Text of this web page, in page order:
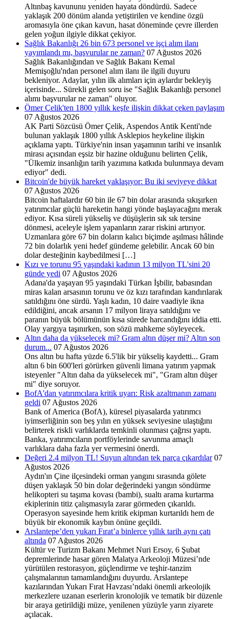
Altınbaş kavununu yeniden hayata döndürdü. Sadece
yaklaşık 200 dönüm alanda yetiştirilen ve kendine özgü
aromasıyla öne çıkan kavun, hasat döneminde çevre illerden
gelen yoğun ilgiyle dikkat çekiyor.
Sağlık Bakanlığı 26 bin 673 personel ve işçi alım ilanı
yayımlandı mı, başvurular ne zaman? 07 Ağustos 2026
Sağlık Bakanlığından ve Sağlık Bakanı Kemal
Memişoğlu'ndan personel alım ilanı ile ilgili duyuru
bekleniyor. Adaylar, yılın ilk alımları için aylardır bekleyiş
içerisinde... Sürekli gelen soru ise "Sağlık Bakanlığı personel
alımı başvurular ne zaman" oluyor.
Ömer Çelik'ten 1800 yıllık keşfe ilişkin dikkat çeken paylaşım
07 Ağustos 2026
AK Parti Sözcüsü Ömer Çelik, Aspendos Antik Kenti'nde
bulunan yaklaşık 1800 yıllık Asklepios heykeline ilişkin
açıklama yaptı. Türkiye'nin insan yaşamının tarihi ve insanlık
mirası açısından eşsiz bir hazine olduğunu belirten Çelik,
"Ülkemiz insanlığın tarih yazımına katkıda bulunmaya devam
ediyor" dedi.
Bitcoin'de büyük hareket yaklaşıyor: Bu iki seviyeye dikkat
07 Ağustos 2026
Bitcoin haftalardır 60 bin ile 67 bin dolar arasında sıkışırken
yatırımcılar güçlü hareketin hangi yönde başlayacağını merak
ediyor. Kısa süreli yükseliş ve düşüşlerin sık sık tersine
dönmesi, aceleyle işlem yapanların zarar riskini artırıyor.
Uzmanlara göre 67 bin doların kalıcı biçimde aşılması hâlinde
72 bin dolarlık yeni hedef gündeme gelebilir. Ancak 60 bin
dolar desteğinin kaybedilmesi […]
Kızı ve torunu 95 yaşındaki kadının 13 milyon TL'sini 20
günde yedi 07 Ağustos 2026
Adana'da yaşayan 95 yaşındaki Türkan İşbilir, babasından
miras kalan arsasının torunu ve öz kızı tarafından kandırılarak
satıldığını öne sürdü. Yaşlı kadın, 10 daire vaadiyle ikna
edildiğini, ancak arsanın 17 milyon liraya satıldığını ve
paranın büyük bölümünün kısa sürede harcandığını iddia etti.
Olay yargıya taşınırken, son sözü mahkeme söyleyecek.
Altın daha da yükselecek mi? Gram altın düşer mi? Altın son
durum... 07 Ağustos 2026
Ons altın bu hafta yüzde 6.5'lik bir yükseliş kaydetti... Gram
altın 6 bin 600'leri görürken güvenli limana yatırım yapmak
isteyenler "Altın daha da yükselecek mi", "Gram altın düşer
mi" diye soruyor.
BofA'dan yatırımcılara kritik uyarı: Risk azaltmanın zamanı
geldi 07 Ağustos 2026
Bank of America (BofA), küresel piyasalarda yatırımcı
iyimserliğinin son beş yılın en yüksek seviyesine ulaştığını
belirterek riskli varlıklarda temkinli olunması çağrısı yaptı.
Banka, yatırımcıların portföylerinde savunma amaçlı
varlıklara daha fazla yer vermesini önerdi.
Değeri 2.4 milyon TL! Suyun altından tek parça çıkardılar 07
Ağustos 2026
Aydın'ın Çine ilçesindeki orman yangını sırasında gölete
düşen yaklaşık 50 bin dolar değerindeki yangın söndürme
helikopteri su taşıma kovası (bambi), sualtı arama kurtarma
ekiplerinin titiz çalışmasıyla zarar görmeden çıkarıldı.
Operasyon sayesinde hem kritik ekipman kurtarıldı hem de
büyük bir ekonomik kaybın önüne geçildi.
Arslantepe’den yukarı Fırat’a binlerce yıllık tarih aynı çatı
altında 07 Ağustos 2026
Kültür ve Turizm Bakanı Mehmet Nuri Ersoy, 6 Şubat
depremlerinde hasar gören Malatya Arkeoloji Müzesi’nde
yürütülen restorasyon, güçlendirme ve teşhir-tanzim
çalışmalarının tamamlandığını duyurdu. Arslantepe
kazılarından Yukarı Fırat Havzası’ndaki önemli arkeolojik
merkezlere uzanan eserlerin kronolojik ve tematik bir düzenle
bir araya getirildiği müze, yenilenen yüzüyle yarın ziyarete
açılacak.